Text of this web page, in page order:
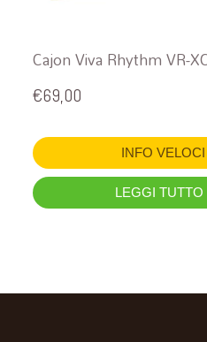
Cajon Viva Rhythm VR-
€69,00
INFO VELOCI
LEGGI TUTTO